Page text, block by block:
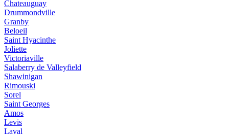
Chateauguay
Drummondville
Granby
Beloeil
Saint Hyacinthe
Joliette
Victoriaville
Salaberry de Valleyfield
Shawinigan
Rimouski
Sorel
Saint Georges
Amos
Levis
Laval